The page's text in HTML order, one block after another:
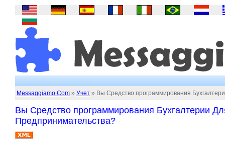
Messaggiamo.Com » Учет » Вы Средство программирования
Вы Средство программирования Бухгалтерии
Предпринимательства?